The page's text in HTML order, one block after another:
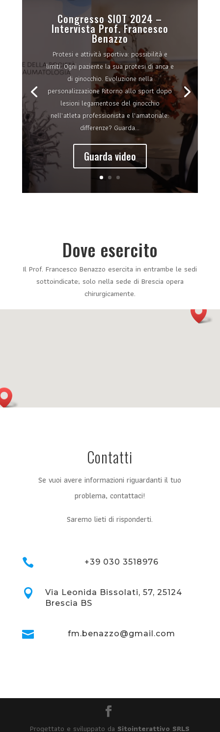
Congresso SIOT 2024 –
Intervista Prof. Francesco
Benazzo
Protesi e attività sportiva: possibilità e
limiti. Ogni paziente la sua protesi di anca e
di ginocchio. Evoluzione nella
personalizzazione Ritorno allo sport dopo
lesioni legamentose del ginocchio
nell’atleta professionista e l’amatoriale:
differenze? Guarda...
Guarda video
Dove esercito
Il Prof. Francesco Benazzo esercita in entrambe le sedi
sottoindicate; solo nella sede di Brescia opera
chirurgicamente.
Contatti
Se vuoi avere informazioni riguardanti il tuo
problema, contattaci!
Saremo lieti di risponderti.
 +39 030 3518976

Via Leonida Bissolati, 57, 25124
Brescia BS
 fm.benazzo@gmail.com
Progettato e sviluppato da Sitointerattivo SRLS